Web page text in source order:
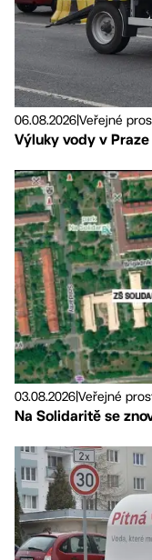
06.08.2026Veřejné
Výluky vody v Praze
03.08.2026Veřejné
Na Solidaritě se